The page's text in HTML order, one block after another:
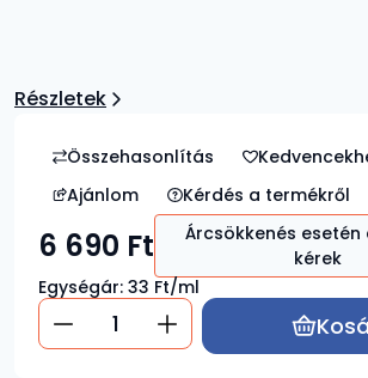
Részletek
Ajánlom Kérdés a termékről
6 690 Ft
Árcsökkenés
kérek
Egységár: 33 Ft/ml